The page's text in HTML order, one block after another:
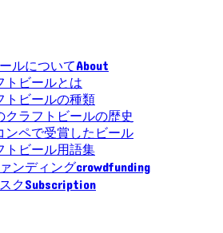
ルについてAbout
トビールとは
トビールの種類
クラフトビールの歴史
ンペで受賞したビール
トビール用語集
ンディングcrowdfunding
クSubscription